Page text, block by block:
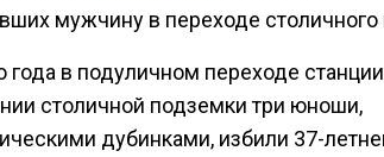
мужчину в переходе столичного
года в подуличном переходе станции
столичной подземки три юноши,
дубинками, избили 37-